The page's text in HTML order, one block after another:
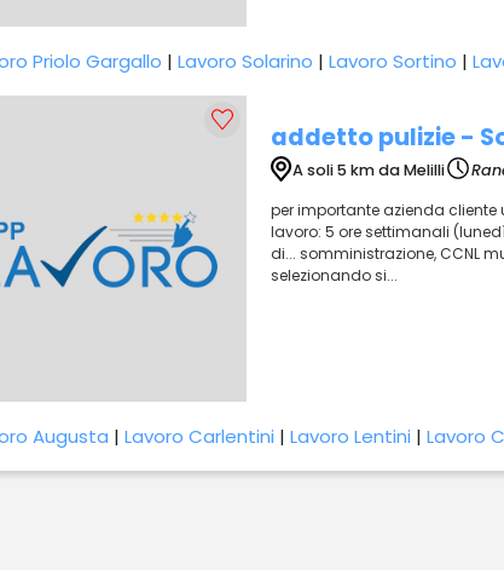
Priolo Gargallo | Lavoro Solarino | Lavoro Sortino |
addetto pulizie -
A soli 5 km da Melilli
per importante azienda cliente
lavoro: 5 ore settimanali
di... somministrazione, CCNL
selezionando si...
Augusta | Lavoro Carlentini | Lavoro Lentini | Lavoro